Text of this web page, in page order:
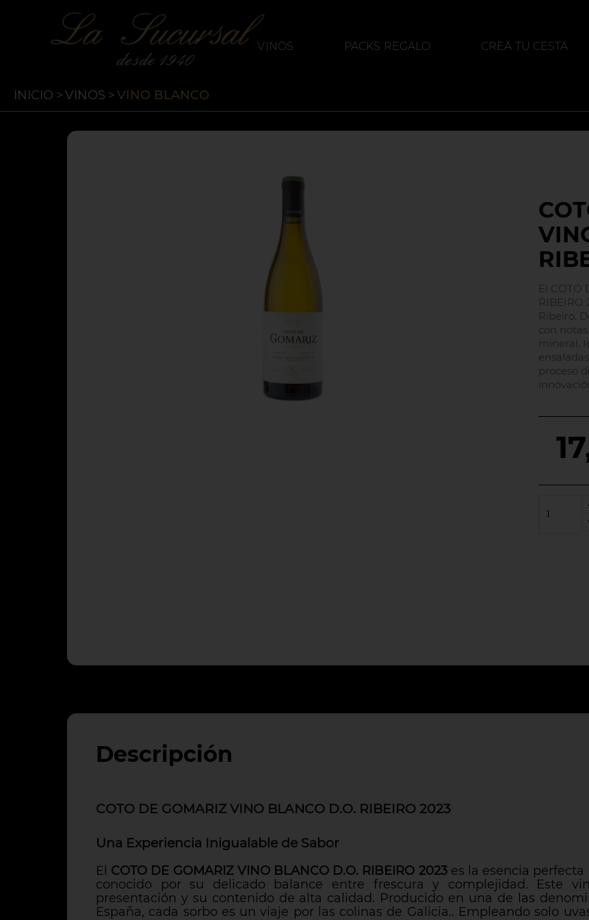
VINOS PACKS REGALO CREA TU CESTA
INICIO >VINOS >VINO BLANCO
El COTO
RIBEIRO
Ribeiro.
con
mineral.
proceso
Descripción
COTO DE GOMARIZ VINO BLANCO D.O. RIBEIRO 2023
Una Experiencia Inigualable de Sabor
El COTO DE GOMARIZ VINO BLANCO D.O. RIBEIRO 2023es la esencia perfecta
conocido por su delicado balance entre frescura y complejidad. Este
presentación y su contenido de alta calidad. Producido en una de las
España, cada sorbo es un viaje por las colinas de Galicia.. Empleando solo